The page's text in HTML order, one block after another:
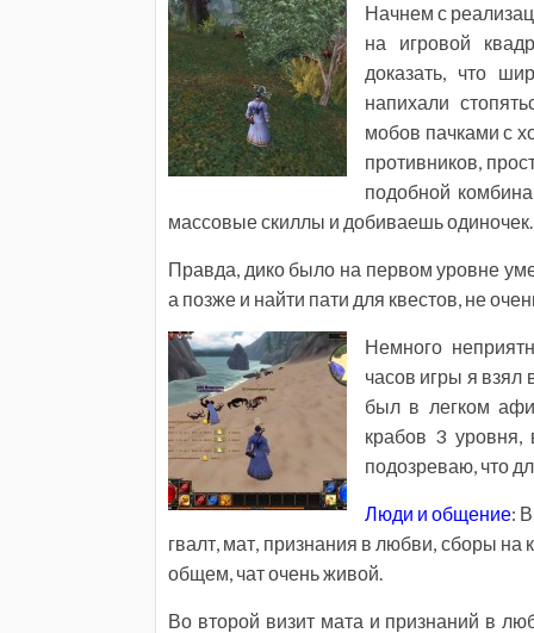
Начнем с
на игровой
доказать, что
напихали
мобов пачками с
противников,
подобной
массовые скиллы и добиваешь
Правда, дико было на первом уровне
а позже и найти пати для квестов, не
Немного
часов игры я взял
был в легком
крабов 3
подозреваю, что
Люди и общение:
гвалт, мат, признания в любви, сборы
общем, чат очень живой.
Во второй визит мата и признаний в